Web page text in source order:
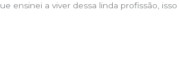
ensinei a viver dessa linda profissão, isso